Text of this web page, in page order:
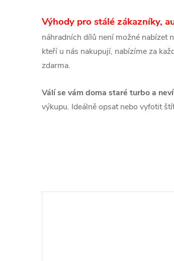
Výhody pro stálé zákazníky,
náhradních dílů není možné nabízet
kteří u nás nakupují, nabízíme za
zdarma.
Válí se vám doma staré turbo a
výkupu. Ideálně opsat nebo vyfotit